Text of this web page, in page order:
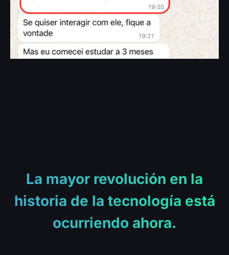
La mayor revolución en la
historia de la tecnología está
ocurriendo ahora.